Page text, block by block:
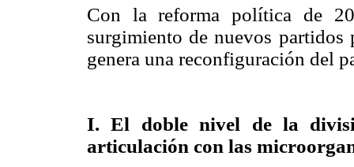
Con la reforma política de
surgimiento de nuevos partidos
genera una reconfiguración del
I. El doble nivel de la
articulación con las